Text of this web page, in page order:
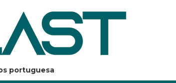
portuguesa